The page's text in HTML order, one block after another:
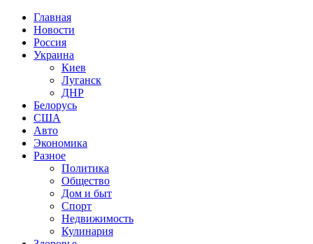
Главная
Новости
Россия
Украина
Киев
Луганск
ДНР
Белорусь
США
Авто
Экономика
Разное
Политика
Общество
Дом и быт
Спорт
Недвижимость
Кулинария